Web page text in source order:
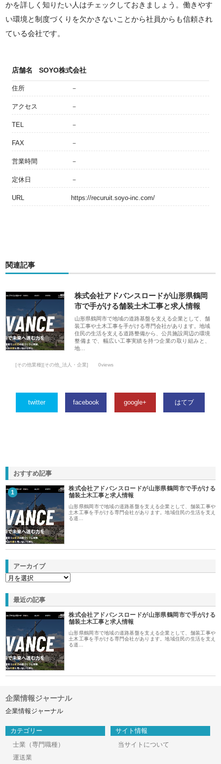
かを詳しく知りたい人はチェックしておきましょう。働きやす
い環境と制度づくりを欠かさないことから社員からも信頼され
ている会社です。
店舗名 SOYO株式会社
住所 －
アクセス －
TEL －
FAX －
営業時間 －
定休日 －
URL https://recuruit.soyo-inc.com/
関連記事
株式会社アドバンスロードが山形県鶴岡
市で手がける舗装土木工事と求人情報
山形県鶴岡市で地域の道路基盤を支える企業として、舗
装工事や土木工事を手がける専門会社があります。地域
住民の生活を支える道路整備から、公共施設周辺の環境
整備まで、幅広い工事実績を持つ企業の取り組みと、
地…
[その他業種][その他_法人・企業] 0views
twitter facebook google+ はてブ
おすすめ記事
1
株式会社アドバンスロードが山形県鶴岡市で手がける
舗装土木工事と求人情報
山形県鶴岡市で地域の道路基盤を支える企業として、舗装工事や
土木工事を手がける専門会社があります。地域住民の生活を支え
る道…
アーカイブ
最近の記事
株式会社アドバンスロードが山形県鶴岡市で手がける
舗装土木工事と求人情報
山形県鶴岡市で地域の道路基盤を支える企業として、舗装工事や
土木工事を手がける専門会社があります。地域住民の生活を支え
る道…
企業情報ジャーナル
企業情報ジャーナル
カテゴリー
士業（専門職種）
運送業
サイト情報
当サイトについて